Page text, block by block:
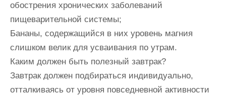
обострения хронических заболеваний
пищеварительной системы;
Бананы, содержащийся в них уровень магния
слишком велик для усваивания по утрам.
Каким должен быть полезный завтрак?
Завтрак должен подбираться индивидуально,
отталкиваясь от уровня повседневной активности